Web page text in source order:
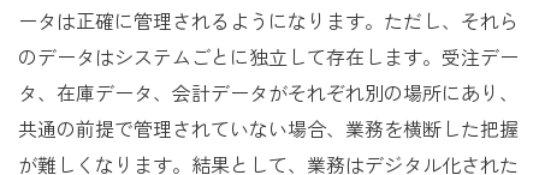
ータは正確に管理されるようになります。ただし、それら
のデータはシステムごとに独立して存在します。受注デー
タ、在庫データ、会計データがそれぞれ別の場所にあり、
共通の前提で管理されていない場合、業務を横断した把握
が難しくなります。結果として、業務はデジタル化された